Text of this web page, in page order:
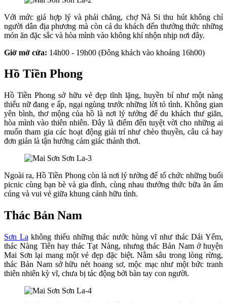
Với mức giá hợp lý và phải chăng, chợ Nà Si thu hút không chỉ
người dân địa phương mà còn cả du khách đến thưởng thức những
món ăn đặc sắc và hòa mình vào không khí nhộn nhịp nơi đây.
Giờ mở cửa: 14h00 - 19h00 (Đông khách vào khoảng 16h00)
Hồ Tiền Phong
Hồ Tiền Phong sở hữu vẻ đẹp tĩnh lặng, huyền bí như một nàng
thiếu nữ đang e ấp, ngại ngùng trước những lời tỏ tình. Không gian
yên bình, thơ mộng của hồ là nơi lý tưởng để du khách thư giãn,
hòa mình vào thiên nhiên. Đây là điểm đến tuyệt vời cho những ai
muốn tham gia các hoạt động giải trí như chèo thuyền, câu cá hay
đơn giản là tận hưởng cảm giác thảnh thơi.
Ngoài ra, Hồ Tiền Phong còn là nơi lý tưởng để tổ chức những buổi
picnic cùng bạn bè và gia đình, cùng nhau thưởng thức bữa ăn ấm
cúng và vui vẻ giữa khung cảnh hữu tình.
Thác Bản Nam
Sơn La không thiếu những thác nước hùng vĩ như thác Dải Yếm,
thác Nàng Tiên hay thác Tạt Nàng, nhưng thác Bản Nam ở huyện
Mai Sơn lại mang một vẻ đẹp đặc biệt. Nằm sâu trong lòng rừng,
thác Bản Nam sở hữu nét hoang sơ, mộc mạc như một bức tranh
thiên nhiên kỳ vĩ, chưa bị tác động bởi bàn tay con người.